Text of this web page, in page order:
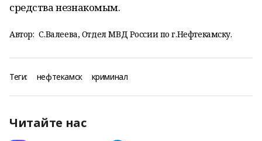
средства незнакомым.
Автор: С.Валеева, Отдел МВД России по г.Нефтекамску.
Теги: нефтекамск криминал
Читайте нас